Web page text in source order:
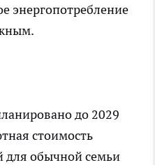
энергопотребление
до 2029
стоимость
для обычной семьи